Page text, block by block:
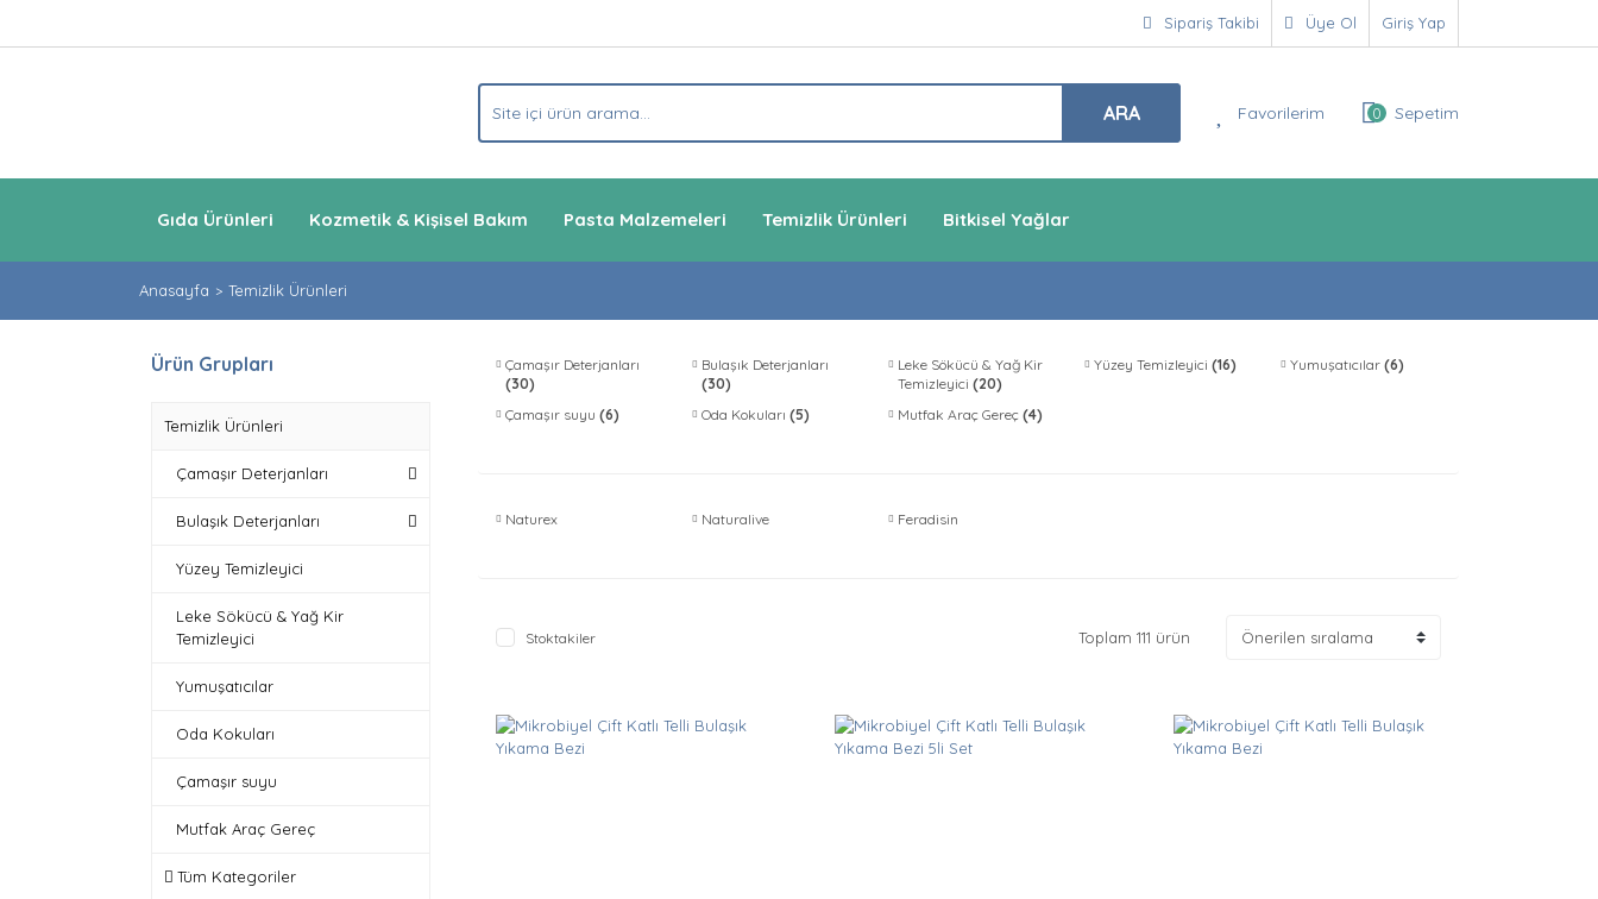
Sipariş Takibi Üye Ol Giriş Yap
ARA Favorilerim 0 Sepetim
Gıda Ürünleri Kozmetik & Kişisel Bakım Pasta Malzemeleri Temizlik Ürünleri Bitkisel Yağlar
Anasayfa Temizlik Ürünleri
Ürün Grupları
Temizlik Ürünleri
Çamaşır Deterjanları
Bulaşık Deterjanları
Yüzey Temizleyici
Leke Sökücü & Yağ Kir
Temizleyici
Yumuşatıcılar
Oda Kokuları
Çamaşır suyu
Mutfak Araç Gereç
Tüm Kategoriler
Çamaşır Deterjanları
(30)
Bulaşık Deterjanları
(30)
Leke Sökücü & Yağ Kir
Temizleyici (20)
Yüzey Temizleyici (16) Yumuşatıcılar (6)
Çamaşır suyu (6) Oda Kokuları (5) Mutfak Araç Gereç (4)
Naturex Naturalive Feradisin
Stoktakiler Toplam 111 ürün